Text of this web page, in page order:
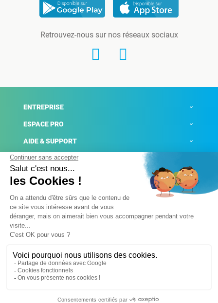
Retrouvez-nous sur nos réseaux sociaux
ENTREPRISE
ESPACE PRO
AIDE & SUPPORT
ACTUALITÉS
Mentions légales
Conditions générales de ventes
Plateforme de signalement